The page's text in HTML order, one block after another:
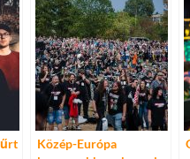
űrt
Közép-Európa